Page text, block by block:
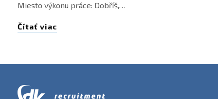
Miesto výkonu práce: Dobříš,…
Čítať viac